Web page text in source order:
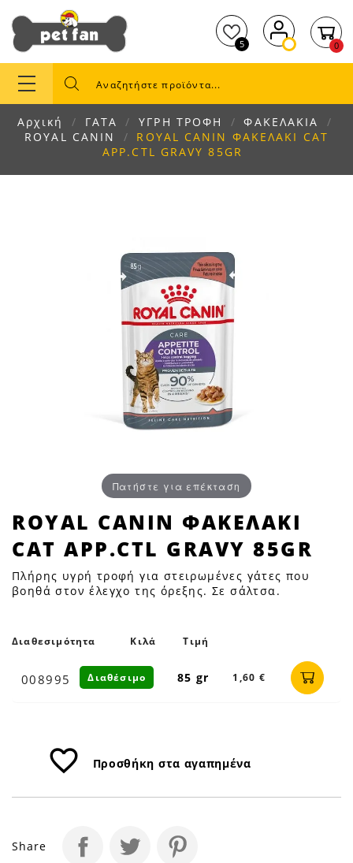
5 0
Αρχική ΓΑΤΑ ΥΓΡΗ ΤΡΟΦΗ
ΦΑΚΕΛΑΚΙΑ
ROYAL CANIN
ROYAL CANIN ΦΑΚΕΛΑΚΙ CAT
APP.CTL GRAVY 85GR
Πατήστε για επέκταση
ROYAL
CANIN
ΦΑΚΕΛΑΚΙ
CAT
APP.CTL
|
ROYAL CANIN ΦΑΚΕΛΑΚΙ
CAT APP.CTL GRAVY 85GR
Πλήρης υγρή τροφή για στειρωμένες γάτες που
βοηθά στον έλεγχο της όρεξης. Σε σάλτσα.
Διαθεσιμότητα Κιλά Τιμή
008995 85 gr 1,60 €
Διαθέσιμο
favorite_border Προσθήκη στα αγαπημένα
Share